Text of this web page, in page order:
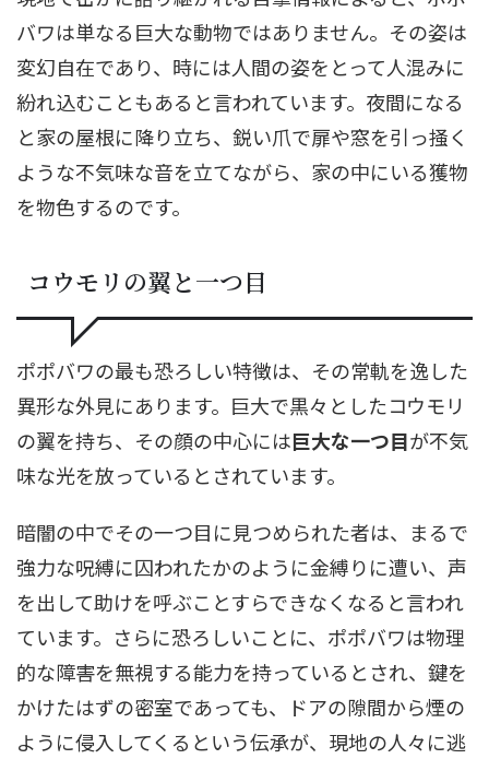
バワは単なる巨大な動物ではありません。その姿は
変幻自在であり、時には人間の姿をとって人混みに
紛れ込むこともあると言われています。夜間になる
と家の屋根に降り立ち、鋭い爪で扉や窓を引っ掻く
ような不気味な音を立てながら、家の中にいる獲物
を物色するのです。
コウモリの翼と一つ目
ポポバワの最も恐ろしい特徴は、その常軌を逸した
異形な外見にあります。巨大で黒々としたコウモリ
の翼を持ち、その顔の中心には巨大な一つ目が不気
味な光を放っているとされています。
暗闇の中でその一つ目に見つめられた者は、まるで
強力な呪縛に囚われたかのように金縛りに遭い、声
を出して助けを呼ぶことすらできなくなると言われ
ています。さらに恐ろしいことに、ポポバワは物理
的な障害を無視する能力を持っているとされ、鍵を
かけたはずの密室であっても、ドアの隙間から煙の
ように侵入してくるという伝承が、現地の人々に逃